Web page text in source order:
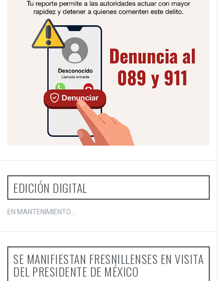
EDICIÓN DIGITAL
EN MANTENIMIENTO...
SE MANIFIESTAN FRESNILLENSES EN VISITA
DEL PRESIDENTE DE MÉXICO